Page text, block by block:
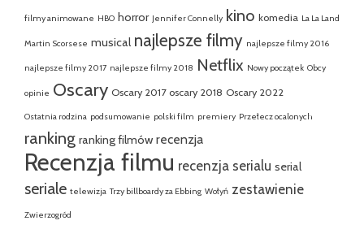
filmy animowane HBO horror Jennifer Connelly kino komedia La La Land
Martin Scorsese musical najlepsze filmy najlepsze filmy 2016
najlepsze filmy 2017 najlepsze filmy 2018 Netflix Nowy początek Obcy
opinie Oscary Oscary 2017 oscary 2018 Oscary 2022
Ostatnia rodzina podsumowanie polski film premiery Przełecz ocalonych
ranking ranking filmów recenzja
Recenzja filmu recenzja serialu serial
seriale telewizja Trzy billboardy za Ebbing Wołyń zestawienie
Zwierzogród